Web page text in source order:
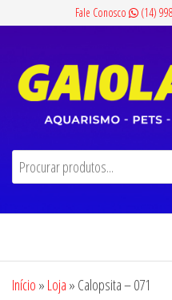
conteúdo
Fale Conosco (14)
Gaiola de Ouro
Início » Loja » Calopsita – 071